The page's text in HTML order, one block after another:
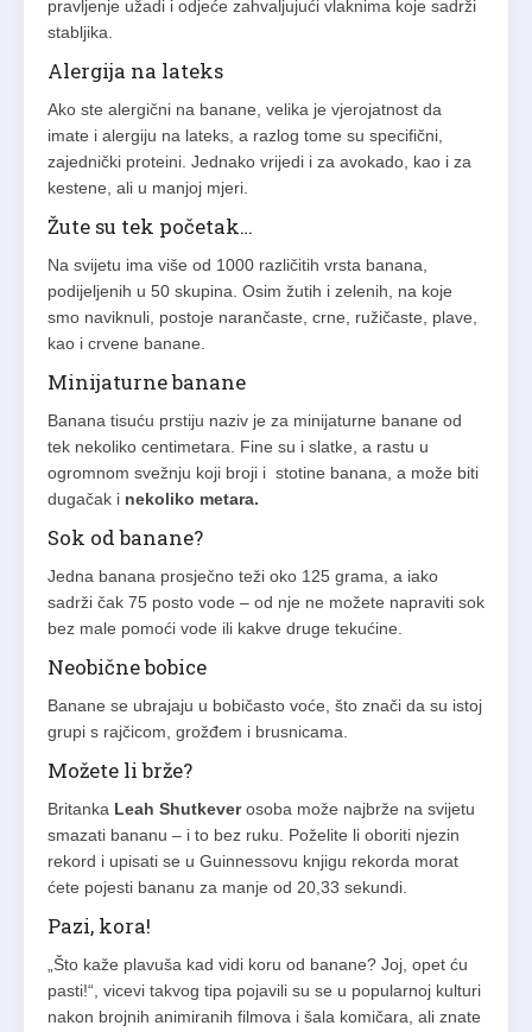
pravljenje užadi i odjeće zahvaljujući vlaknima koje sadrži
stabljika.
Alergija na lateks
Ako ste alergični na banane, velika je vjerojatnost da
imate i alergiju na lateks, a razlog tome su specifični,
zajednički proteini. Jednako vrijedi i za avokado, kao i za
kestene, ali u manjoj mjeri.
Žute su tek početak…
Na svijetu ima više od 1000 različitih vrsta banana,
podijeljenih u 50 skupina. Osim žutih i zelenih, na koje
smo naviknuli, postoje narančaste, crne, ružičaste, plave,
kao i crvene banane.
Minijaturne banane
Banana tisuću prstiju naziv je za minijaturne banane od
tek nekoliko centimetara. Fine su i slatke, a rastu u
ogromnom svežnju koji broji i stotine banana, a može biti
dugačak i nekoliko metara.
Sok od banane?
Jedna banana prosječno teži oko 125 grama, a iako
sadrži čak 75 posto vode – od nje ne možete napraviti sok
bez male pomoći vode ili kakve druge tekućine.
Neobične bobice
Banane se ubrajaju u bobičasto voće, što znači da su istoj
grupi s rajčicom, grožđem i brusnicama.
Možete li brže?
Britanka Leah Shutkeverosoba može najbrže na svijetu
smazati bananu – i to bez ruku. Poželite li oboriti njezin
rekord i upisati se u Guinnessovu knjigu rekorda morat
ćete pojesti bananu za manje od 20,33 sekundi.
Pazi, kora!
„Što kaže plavuša kad vidi koru od banane? Joj, opet ću
pasti!“, vicevi takvog tipa pojavili su se u popularnoj kulturi
nakon brojnih animiranih filmova i šala komičara, ali znate